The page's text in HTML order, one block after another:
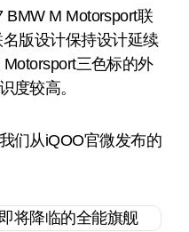
BMW M Motorsport联
版设计保持设计延续
三色标的外
度较高。
们从iQOO官微发布的